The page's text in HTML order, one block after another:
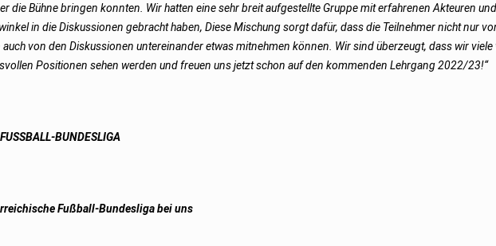
die Bühne bringen konnten. Wir hatten eine sehr breit aufgestellte Gruppe mit erfahrenen Akteuren
in die Diskussionen gebracht haben, Diese Mischung sorgt dafür, dass die Teilnehmer nicht nur
von den Diskussionen untereinander etwas mitnehmen können. Wir sind überzeugt, dass wir viele
Positionen sehen werden und freuen uns jetzt schon auf den kommenden Lehrgang 2022/23!“
BUNDESLIGA
Fußball-Bundesliga bei uns